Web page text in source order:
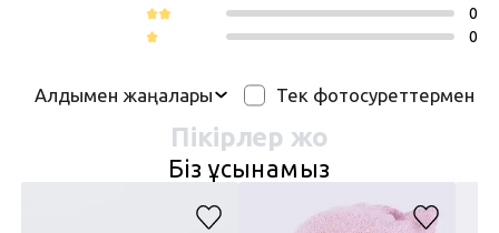
0
0
Алдымен жаңалары Тек фотосуреттермен
Пікірлер жоқ
Біз ұсынамыз